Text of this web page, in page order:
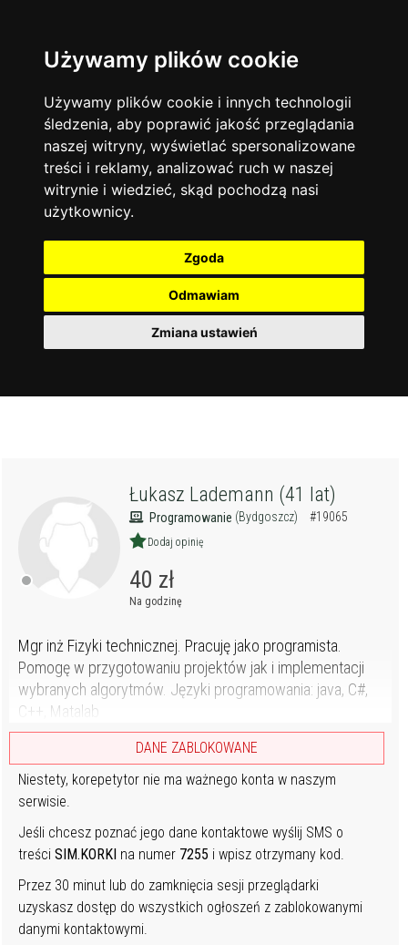
Używamy plików cookie
Używamy plików cookie i innych technologii
śledzenia, aby poprawić jakość przeglądania
naszej witryny, wyświetlać spersonalizowane
treści i reklamy, analizować ruch w naszej
witrynie i wiedzieć, skąd pochodzą nasi
użytkownicy.
Zgoda
Odmawiam
Zmiana ustawień
Język angielski 13744
Matematyka 12927
Chemia 4886
Język niemiecki 4307
Język polski 3426
Fizyka
Język francuski
Warszawa
Korepetycje
Online
14835
Kraków 7753
Wrocław
Łódź 3511
Gdańsk 2075
Łukasz Lademann (41 lat)
Programowanie (Bydgoszcz) #19065
Dodaj opinię
40 zł
Na godzinę
Mgr inż Fizyki technicznej. Pracuję jako programista.
Pomogę w przygotowaniu projektów jak i implementacji
wybranych algorytmów. Języki programowania: java, C#,
C++, Matalab
DANE ZABLOKOWANE
Niestety, korepetytor nie ma ważnego konta w naszym
serwisie.
Jeśli chcesz poznać jego dane kontaktowe wyślij SMS o
treściSIM.KORKI na numer 7255 i wpisz otrzymany kod.
Przez 30 minut lub do zamknięcia sesji przeglądarki
uzyskasz dostęp do wszystkich ogłoszeń z zablokowanymi
danymi kontaktowymi.